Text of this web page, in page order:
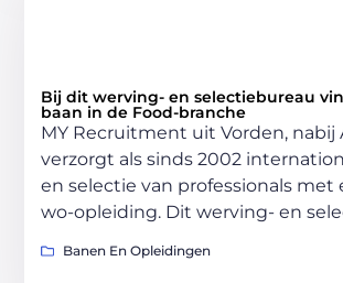
Bij dit werving- en selectiebureau
baan in de Food-branche
MY Recruitment uit Vorden, nabij
verzorgt als sinds 2002
en selectie van professionals met
wo-opleiding. Dit werving- en
Banen En Opleidingen